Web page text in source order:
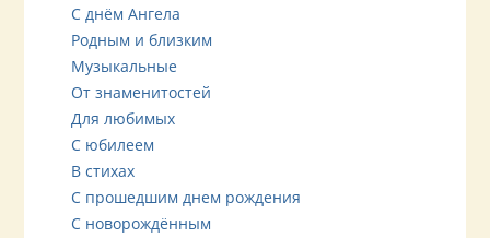
С днём Ангела
Родным и близким
Музыкальные
От знаменитостей
Для любимых
С юбилеем
В стихах
С прошедшим днем рождения
С новорождённым